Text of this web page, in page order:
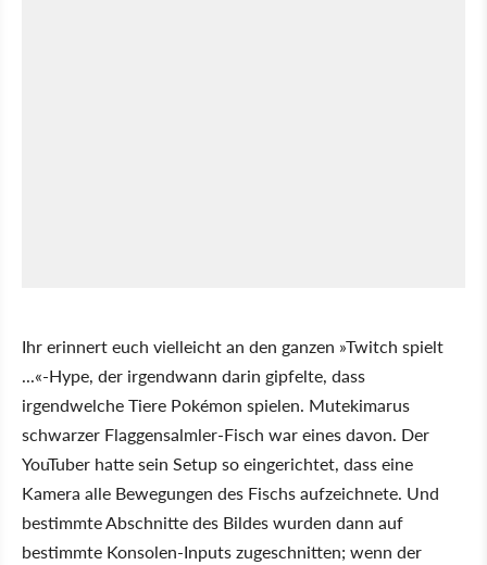
Ihr erinnert euch vielleicht an den ganzen »Twitch spielt
...«-Hype, der irgendwann darin gipfelte, dass
irgendwelche Tiere Pokémon spielen. Mutekimarus
schwarzer Flaggensalmler-Fisch war eines davon. Der
YouTuber hatte sein Setup so eingerichtet, dass eine
Kamera alle Bewegungen des Fischs aufzeichnete. Und
bestimmte Abschnitte des Bildes wurden dann auf
bestimmte Konsolen-Inputs zugeschnitten; wenn der